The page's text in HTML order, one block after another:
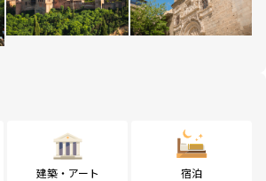
建築・アート 宿泊